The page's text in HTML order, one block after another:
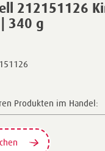
212151126
340 g
Produkten im Handel: